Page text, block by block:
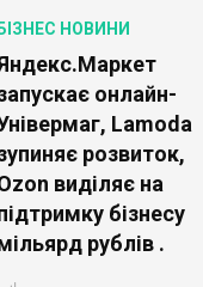
БІЗНЕС НОВИНИ
онлайн-
Lamoda
розвиток,
виділяє на
бізнесу
рублів .